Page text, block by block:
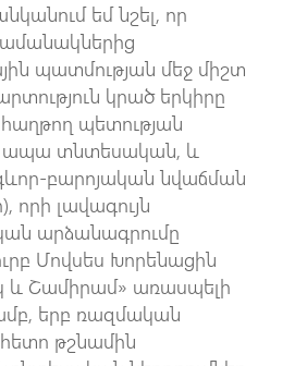
եմ նշել, որ
պատմության մեջ միշտ
կրած երկիրը
պետության
ապա տնտեսական, և
բարոյական նվաճման
որի լավագույն
արձանագրումը
Մովսես Խորենացին
և Շամիրամ» առասպելի
երբ ռազմական
թշնամին